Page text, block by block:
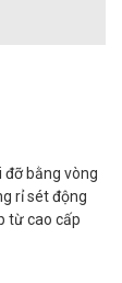
đỡ bằng vòng
rỉ sét động
từ cao cấp